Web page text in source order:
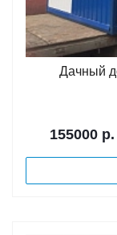
Дачный
155000 р.